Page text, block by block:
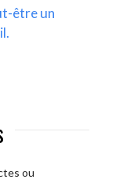
être un
ou